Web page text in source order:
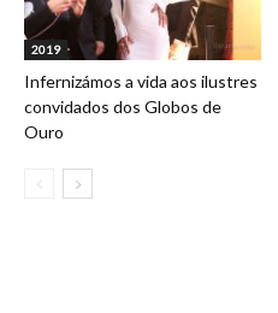
2019
Infernizámos a vida aos ilustres
convidados dos Globos de
Ouro